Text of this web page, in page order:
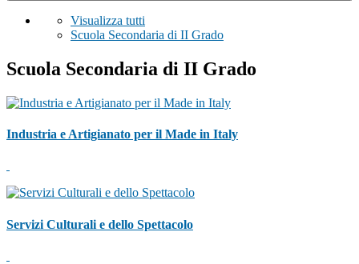
Visualizza tutti
Scuola Secondaria di II Grado
Scuola Secondaria di II Grado
Industria e Artigianato per il Made in Italy
Servizi Culturali e dello Spettacolo